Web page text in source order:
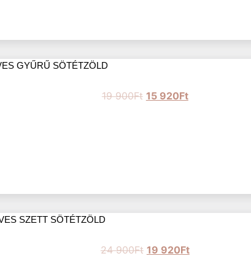
GYŰRŰ SÖTÉTZÖLD
19 900Ft 15 920Ft
SZETT SÖTÉTZÖLD
24 900Ft 19 920Ft